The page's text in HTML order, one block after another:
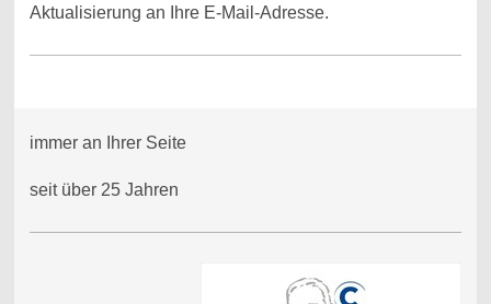
Aktualisierung an Ihre E-Mail-Adresse.
immer an Ihrer Seite
seit über 25 Jahren